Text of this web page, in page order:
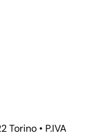
Torino • P.IVA